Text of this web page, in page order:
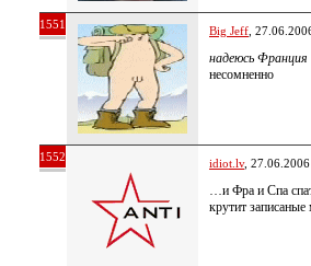
1551 Big Jeff ,
надеюсь Франция
несомненно
1552 idiot.lv,
…и Фра и Спа
крутит